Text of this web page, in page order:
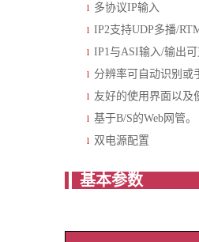
l 多协议IP输入
l IP2支持UDP多播/
l IP1与ASI输入/输出
l 分辨率可自动识别或
l 友好的使用界面以及
l 基于B/S的Web网管。
l 双电源配置